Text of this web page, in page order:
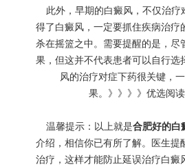
此外，早期的白癜风，不仅治疗
得了白癜风，一定要抓住疾病治
杀在摇篮之中。需要提醒的是，尽
果，但这并不代表患者可以自行选
风的治疗对症下药很关键，
果。》》》》优选阅读
温馨提示：以上就是合肥好的白
介绍，相信你已有所了解。医生提
治疗，这样才能防止延误治疗白